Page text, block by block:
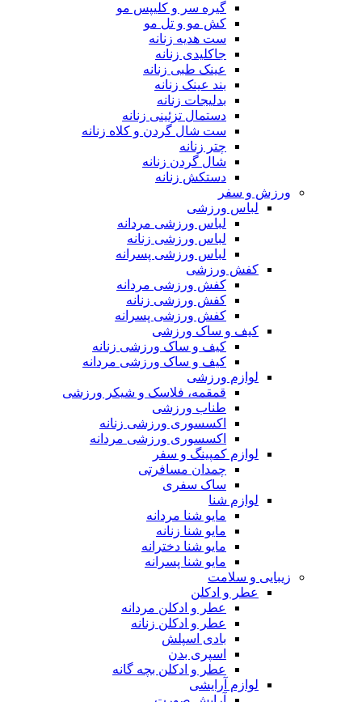
گیره سر و کلیپس مو
کش مو و تل مو
ست هدیه زنانه
جاکلیدی زنانه
عینک طبی زنانه
بند عینک زنانه
بدلیجات زنانه
دستمال تزئینی زنانه
ست شال گردن و کلاه زنانه
چتر زنانه
شال گردن زنانه
دستکش زنانه
ورزش و سفر
لباس ورزشی
لباس ورزشی مردانه
لباس ورزشی زنانه
لباس ورزشی پسرانه
کفش ورزشی
کفش ورزشی مردانه
کفش ورزشی زنانه
کفش ورزشی پسرانه
کیف و ساک ورزشی
کیف و ساک ورزشی زنانه
کیف و ساک ورزشی مردانه
لوازم ورزشی
قمقمه، فلاسک و شیکر ورزشی
طناب ورزشی
اکسسوری ورزشی زنانه
اکسسوری ورزشی مردانه
لوازم کمپینگ و سفر
چمدان مسافرتی
ساک سفری
لوازم شنا
مایو شنا مردانه
مایو شنا زنانه
مایو شنا دخترانه
مایو شنا پسرانه
زیبایی و سلامت
عطر و ادکلن
عطر و ادکلن مردانه
عطر و ادکلن زنانه
بادی اسپلش
اسپری بدن
عطر و ادکلن بچه گانه
لوازم آرایشی